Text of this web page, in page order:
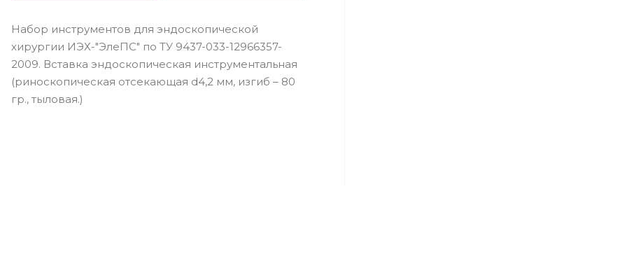
Набор инструментов для эндоскопической
хирургии ИЭХ-"ЭлеПС" по ТУ 9437-033-12966357-
2009. Вставка эндоскопическая инструментальная
(риноскопическая отсекающая d4,2 мм, изгиб – 80
гр., тыловая.)